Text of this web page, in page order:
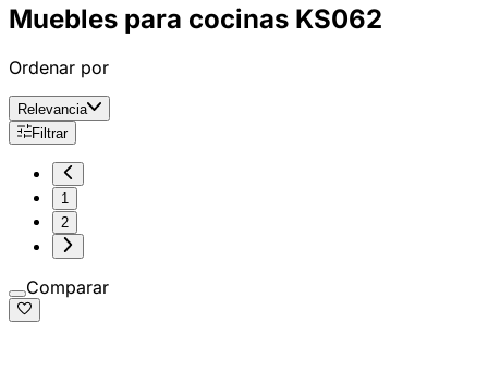
Muebles para cocinas KS062
Ordenar por
Relevancia
Filtrar
1
2
Comparar